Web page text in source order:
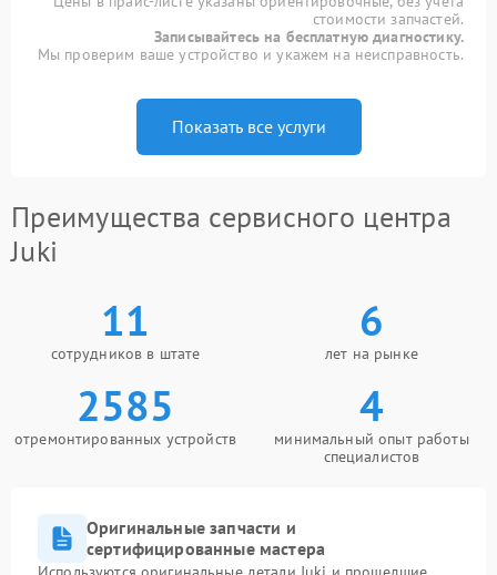
стоимости запчастей.
Записывайтесь на бесплатную диагностику.
Мы проверим ваше устройство и укажем на неисправность.
Показать все услуги
Преимущества сервисного центра
Juki
11
сотрудников в штате
6
лет на рынке
2585
отремонтированных устройств
4
минимальный опыт работы
специалистов
Оригинальные запчасти и
сертифицированные мастера